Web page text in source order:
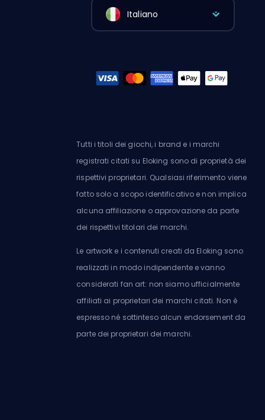
Italiano
Tutti i titoli dei giochi, i brand e i marchi
registrati citati su Eloking sono di proprietà dei
rispettivi proprietari. Qualsiasi riferimento viene
fatto solo a scopo identificativo e non implica
alcuna affiliazione o approvazione da parte
dei rispettivi titolari dei marchi.
Le artwork e i contenuti creati da Eloking sono
realizzati in modo indipendente e vanno
considerati fan art: non siamo ufficialmente
affiliati ai proprietari dei marchi citati. Non è
espresso né sottinteso alcun endorsement da
parte dei proprietari dei marchi.